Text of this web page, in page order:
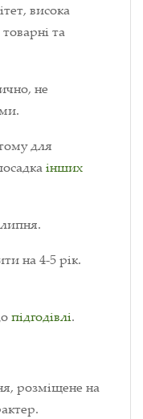
висока
та
не
для
інших
на 4-5 рік.
підгодівлі.
розміщене на